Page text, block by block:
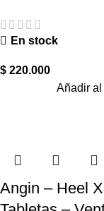
En stock
$ 220.000
Añadir al
Angin – Heel